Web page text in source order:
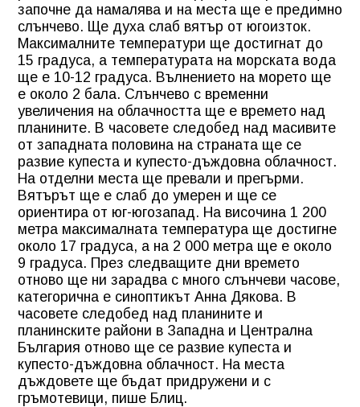
започне да намалява и на места ще е предимно
слънчево. Ще духа слаб вятър от югоизток.
Максималните температури ще достигнат до
15 градуса, а температурата на морската вода
ще е 10-12 градуса. Вълнението на морето ще
е около 2 бала. Слънчево с временни
увеличения на облачността ще е времето над
планините. В часовете следобед над масивите
от западната половина на страната ще се
развие купеста и купесто-дъждовна облачност.
На отделни места ще превали и прегърми.
Вятърът ще е слаб до умерен и ще се
ориентира от юг-югозапад. На височина 1 200
метра максималната температура ще достигне
около 17 градуса, а на 2 000 метра ще е около
9 градуса. През следващите дни времето
отново ще ни зарадва с много слънчеви часове,
категорична е синоптикът Анна Дякова. В
часовете следобед над планините и
планинските райони в Западна и Централна
България отново ще се развие купеста и
купесто-дъждовна облачност. На места
дъждовете ще бъдат придружени и с
гръмотевици, пише Блиц.